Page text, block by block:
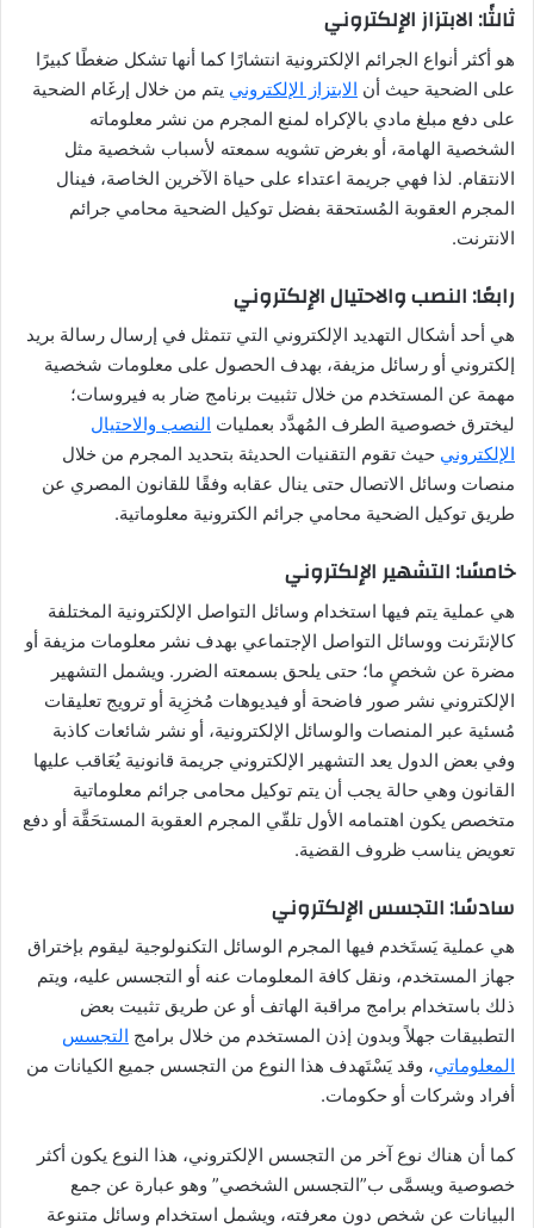
ثالثًا: الابتزاز الإلكتروني
هو أكثر أنواع الجرائم الإلكترونية انتشارًا كما أنها تشكل ضغطًا كبيرًا
على الضحية حيث أن الابتزاز الإلكتروني يتم من خلال إرغَام الضحية
على دفع مبلغ مادي بالإكراه لمنع المجرم من نشر معلوماته
الشخصية الهامة، أو بغرض تشويه سمعته لأسباب شخصية مثل
الانتقام. لذا فهي جريمة اعتداء على حياة الآخرين الخاصة، فينال
المجرم العقوبة المُستحقة بفضل توكيل الضحية محامي جرائم
الانترنت.
رابعًا: النصب والاحتيال الإلكتروني
هي أحد أشكال التهديد الإلكتروني التي تتمثل في إرسال رسالة بريد
إلكتروني أو رسائل مزيفة، بهدف الحصول على معلومات شخصية
مهمة عن المستخدم من خلال تثبيت برنامج ضار به فيروسات؛
ليخترق خصوصية الطرف المُهدَّد بعمليات النصب والاحتيال
الإلكتروني حيث تقوم التقنيات الحديثة بتحديد المجرم من خلال
منصات وسائل الاتصال حتى ينال عقابه وفقًا للقانون المصري عن
طريق توكيل الضحية محامي جرائم الكترونية معلوماتية.
خامسًا: التشهير الإلكتروني
هي عملية يتم فيها استخدام وسائل التواصل الإلكترونية المختلفة
كالإنتَرنت ووسائل التواصل الإجتماعي بهدف نشر معلومات مزيفة أو
مضرة عن شخصٍ ما؛ حتى يلحق بسمعته الضرر. ويشمل التشهير
الإلكتروني نشر صور فاضحة أو فيديوهات مُخزِية أو ترويج تعليقات
مُسئية عبر المنصات والوسائل الإلكترونية، أو نشر شائعات كاذبة
وفي بعض الدول يعد التشهير الإلكتروني جريمة قانونية يُعَاقب عليها
القانون وهي حالة يجب أن يتم توكيل محامى جرائم معلوماتية
متخصص يكون اهتمامه الأول تلقّي المجرم العقوبة المستحَقَّة أو دفع
تعويض يناسب ظروف القضية.
سادسًا: التجسس الإلكتروني
هي عملية يَستَخدم فيها المجرم الوسائل التكنولوجية ليقوم بإختراق
جهاز المستخدم، ونقل كافة المعلومات عنه أو التجسس عليه، ويتم
ذلك باستخدام برامج مراقبة الهاتف أو عن طريق تثبيت بعض
التطبيقات جهلاً وبدون إذن المستخدم من خلال برامج التجسس
المعلوماتي، وقد يَسْتَهدف هذا النوع من التجسس جميع الكيانات من
أفراد وشركات أو حكومات.
كما أن هناك نوع آخر من التجسس الإلكتروني، هذا النوع يكون أكثر
خصوصية ويسمَّى ب”التجسس الشخصي” وهو عبارة عن جمع
البيانات عن شخص دون معرفته، ويشمل استخدام وسائل متنوعة